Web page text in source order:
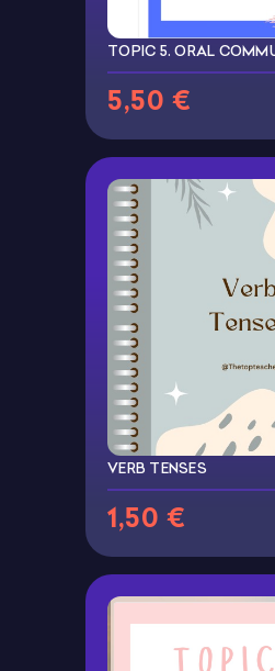
TOPIC 5. ORAL
5,50 €
VERB TENSES
1,50 €